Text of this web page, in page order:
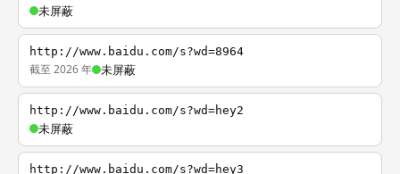
未屏蔽
http://www.baidu.com/s?wd=8964
截至 2026 年 未屏蔽
http://www.baidu.com/s?wd=hey2
未屏蔽
http://www.baidu.com/s?wd=hey3